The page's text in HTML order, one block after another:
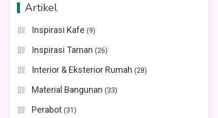
Artikel
Inspirasi Kafe (9)
Inspirasi Taman (26)
Interior & Eksterior Rumah (28)
Material Bangunan (33)
Perabot (31)